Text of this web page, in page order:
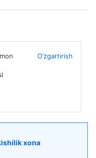
O’zgartirish
xona